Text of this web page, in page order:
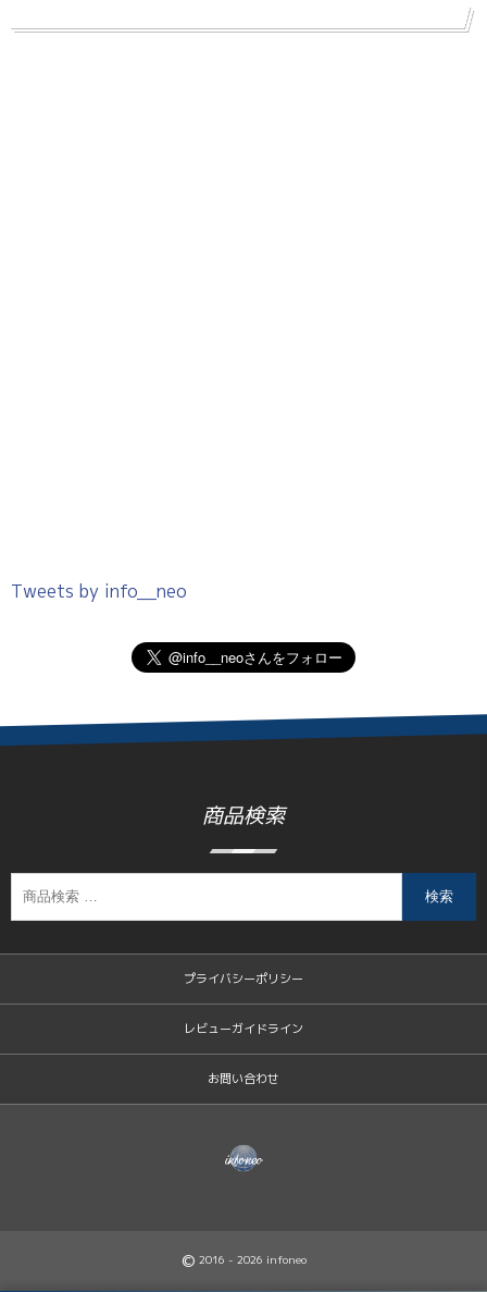
Tweets by info__neo
商品検索
検索
プライバシーポリシー
レビューガイドライン
お問い合わせ
© 2016 - 2026 infoneo